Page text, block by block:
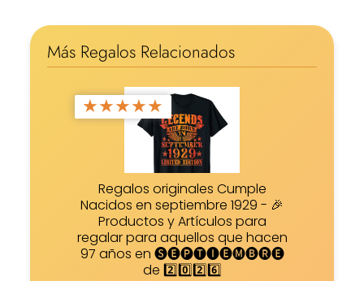
Más Regalos Relacionados
★★★★★
Regalos originales Cumple
Nacidos en septiembre 1929 - 🎉
Productos y Artículos para
regalar para aquellos que hacen
97 años en 🅢🅔🅟🅣🅘🅔🅜🅑🅡🅔
de 2️⃣0️⃣2️⃣6️⃣